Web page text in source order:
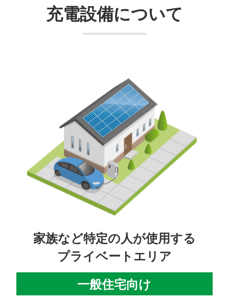
充電設備について
家族など特定の人が使用する
プライベートエリア
一般住宅向け